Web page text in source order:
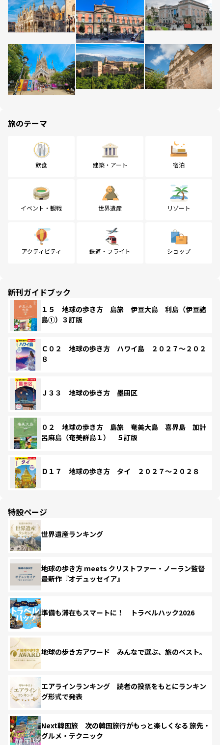
旅のテーマ
飲食 建築・アート 宿泊
イベント・観戦 世界遺産 リゾート
アクティビティ 鉄道・フライト ショップ
新刊ガイドブック
１５ 地球の歩き方 島旅 伊豆大島 利島（伊豆諸
島①）３訂版
Ｃ０２ 地球の歩き方 ハワイ島 ２０２７～２０２
８
Ｊ３３ 地球の歩き方 墨田区
０２ 地球の歩き方 島旅 奄美大島 喜界島 加計
呂麻島（奄美群島１） ５訂版
Ｄ１７ 地球の歩き方 タイ ２０２７～２０２８
特設ページ
世界遺産ランキング
地球の歩き方 meets クリストファー・ノーラン監督
最新作『オデュッセイア』
準備も滞在もスマートに！ トラベルハック2026
地球の歩き方アワード みんなで選ぶ、旅のベスト。
エアラインランキング 読者の投票をもとにランキン
グ形式で発表
Next韓国旅 次の韓国旅行がもっと楽しくなる 旅先・
グルメ・テクニック